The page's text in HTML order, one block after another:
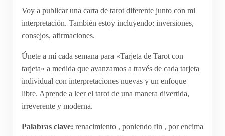
Voy a publicar una carta de tarot diferente junto con mi
interpretación. También estoy incluyendo: inversiones,
consejos, afirmaciones.
Únete a mí cada semana para «Tarjeta de Tarot con
tarjeta» a medida que avanzamos a través de cada tarjeta
individual con interpretaciones nuevas y un enfoque
libre. Aprende a leer el tarot de una manera divertida,
irreverente y moderna.
Palabras clave: renacimiento , poniendo fin , por encima